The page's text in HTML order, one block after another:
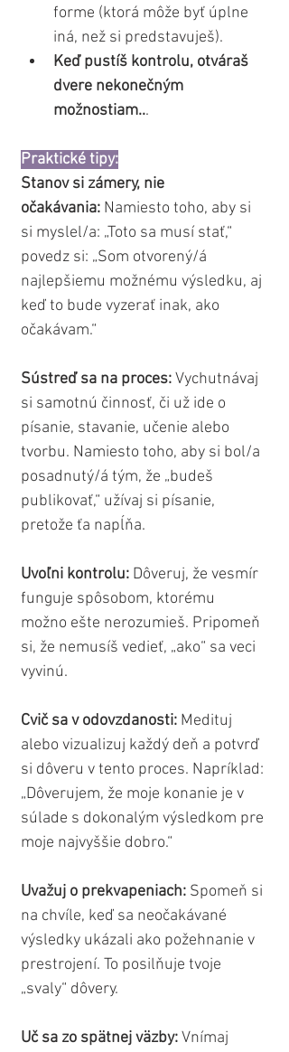
forme (ktorá môže byť úplne
iná, než si predstavuješ).
Keď pustíš kontrolu, otváraš
dvere nekonečným
možnostiam...
Praktické tipy:
Stanov si zámery, nie
očakávania: Namiesto toho, aby si
si myslel/a: „Toto sa musí stať,“
povedz si: „Som otvorený/á
najlepšiemu možnému výsledku, aj
keď to bude vyzerať inak, ako
očakávam.“
Sústreď sa na proces: Vychutnávaj
si samotnú činnosť, či už ide o
písanie, stavanie, učenie alebo
tvorbu. Namiesto toho, aby si bol/a
posadnutý/á tým, že „budeš
publikovať,“ užívaj si písanie,
pretože ťa napĺňa.
Uvoľni kontrolu: Dôveruj, že vesmír
funguje spôsobom, ktorému
možno ešte nerozumieš. Pripomeň
si, že nemusíš vedieť, „ako“ sa veci
vyvinú.
Cvič sa v odovzdanosti: Medituj
alebo vizualizuj každý deň a potvrď
si dôveru v tento proces. Napríklad:
„Dôverujem, že moje konanie je v
súlade s dokonalým výsledkom pre
moje najvyššie dobro.“
Uvažuj o prekvapeniach: Spomeň si
na chvíle, keď sa neočakávané
výsledky ukázali ako požehnanie v
prestrojení. To posilňuje tvoje
„svaly“ dôvery.
Uč sa zo spätnej väzby: Vnímaj